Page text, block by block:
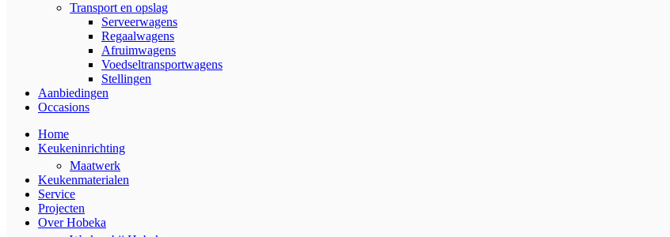
Transport en opslag
Serveerwagens
Regaalwagens
Afruimwagens
Voedseltransportwagens
Stellingen
Aanbiedingen
Occasions
Home
Keukeninrichting
Maatwerk
Keukenmaterialen
Service
Projecten
Over Hobeka